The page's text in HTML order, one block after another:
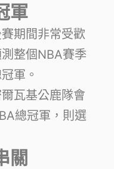
軍
期間非常受歡
整個NBA賽季
軍。
瓦基公鹿隊會
總冠軍，則選
關